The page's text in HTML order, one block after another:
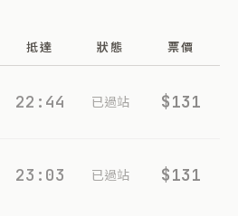
抵達 狀態 票價
22:44 已過站 $131
23:03 已過站 $131